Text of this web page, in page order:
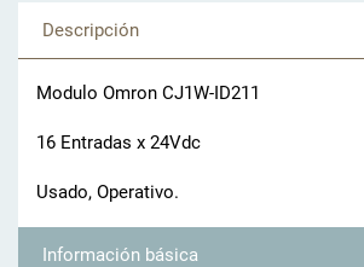
Descripción
Modulo Omron CJ1W-ID211
16 Entradas x 24Vdc
Usado, Operativo.
Información básica